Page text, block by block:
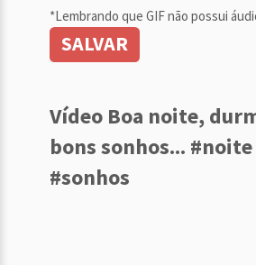
*Lembrando que GIF não possui
SALVAR
Vídeo Boa noite,
bons sonhos...
#sonhos